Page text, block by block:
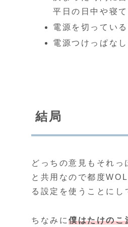
平日の日中や寝
電源を切ってい
電源つけっぱな
結局
どっちの意見もそれ
と共用なので都度
る設定を使うことに
ちなみに僕はたけのこ